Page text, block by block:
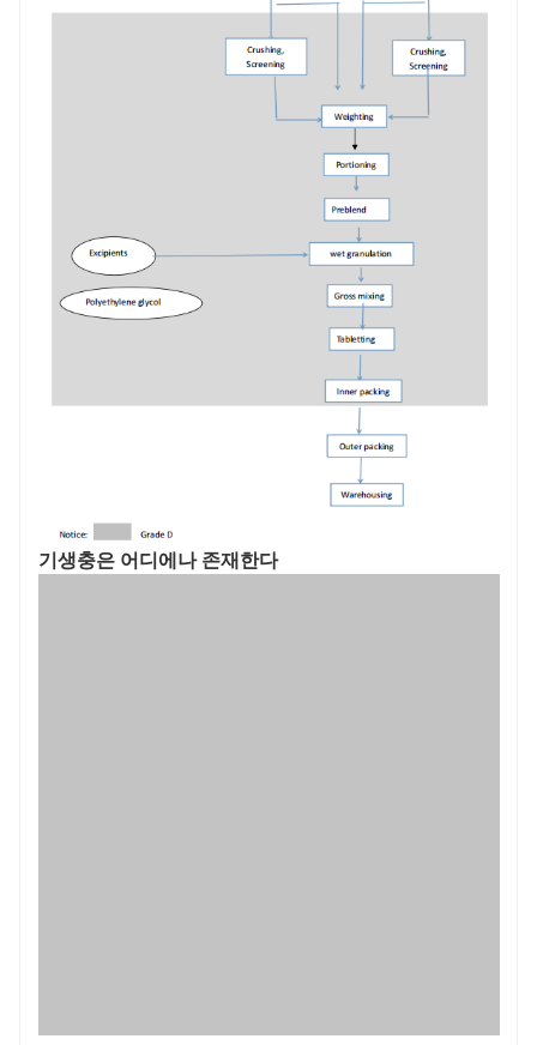
기생충은 어디에나 존재한다